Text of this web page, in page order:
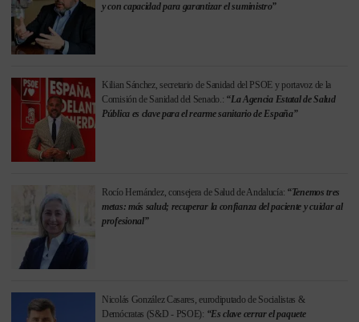
y con capacidad para garantizar el suministro”
Kilian Sánchez, secretario de Sanidad del PSOE y portavoz de la
Comisión de Sanidad del Senado.: “La Agencia Estatal de Salud
Pública es clave para el rearme sanitario de España”
Rocío Hernández, consejera de Salud de Andalucía: “Tenemos tres
metas: más salud; recuperar la confianza del paciente y cuidar al
profesional”
Nicolás González Casares, eurodiputado de Socialistas &
Demócratas (S&D - PSOE): “Es clave cerrar el paquete